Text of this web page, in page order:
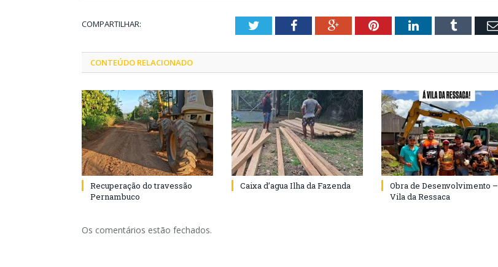
COMPARTILHAR: TwitterFacebookGoogle+PinterestLinkedInTumblr
CONTEÚDO RELACIONADO
Recuperação do travessão
Pernambuco
Caixa d’agua Ilha da Fazenda
Obra de Desenvolvimento –
Vila da Ressaca
Os comentários estão fechados.